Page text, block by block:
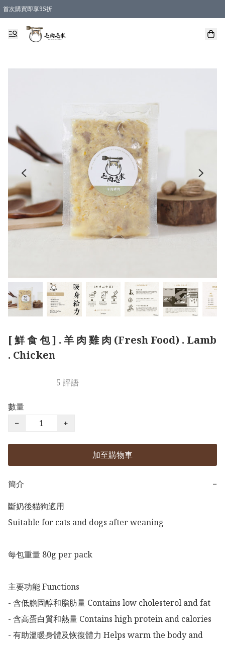
首次購買即享95折
凡購物滿 HKD 600 即享運費減免優惠
[ 鮮 食 包 ] . 羊 肉 雞 肉 (Fresh Food) . Lamb
. Chicken
5 評語
數量
−
+
加至購物車
簡介
−
斷奶後貓狗適用
Suitable for cats and dogs after weaning
每包重量 80g per pack
主要功能 Functions
- 含低膽固醇和脂肪量 Contains low cholesterol and fat
- 含高蛋白質和熱量 Contains high protein and calories
- 有助溫暖身體及恢復體力 Helps warm the body and